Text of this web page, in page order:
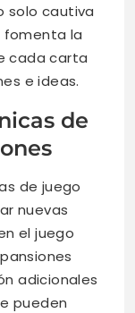
solo cautiva
fomenta la
cada carta
e ideas.
de
de juego
nuevas
el juego
adicionales
pueden